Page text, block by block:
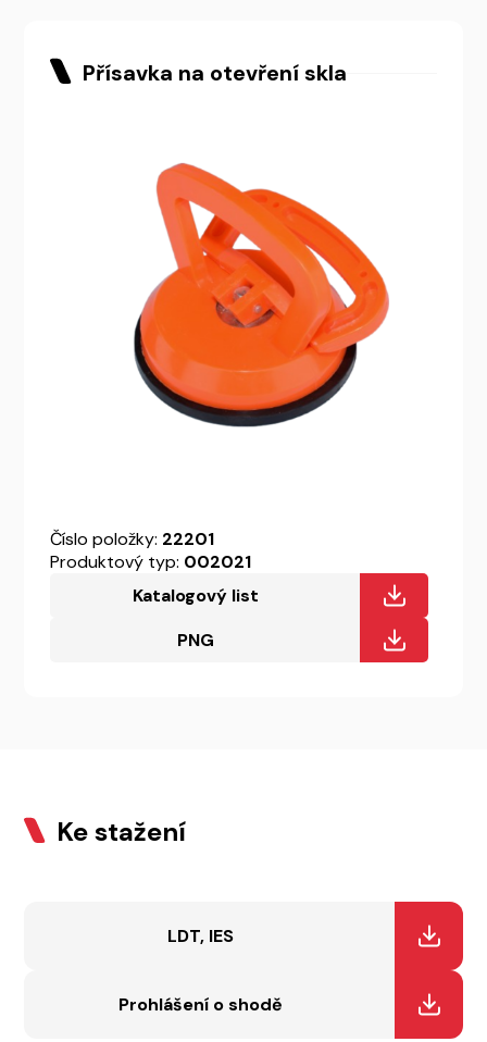
Přísavka na otevření skla
Číslo položky: 22201
Produktový typ: 002021
Katalogový list
PNG
Ke stažení
LDT, IES
Prohlášení o shodě